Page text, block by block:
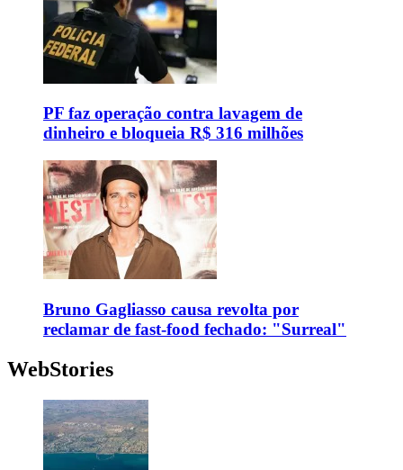
PF faz operação contra lavagem de
dinheiro e bloqueia R$ 316 milhões
Bruno Gagliasso causa revolta por
reclamar de fast-food fechado: "Surreal"
WebStories